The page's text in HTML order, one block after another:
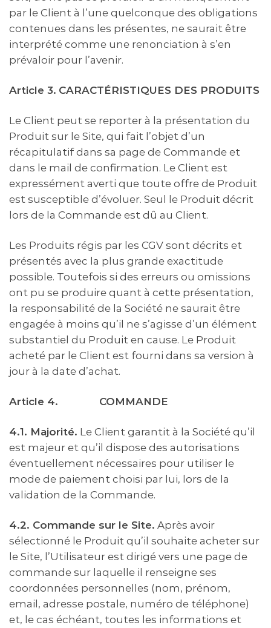
par le Client à l’une quelconque des obligations
contenues dans les présentes, ne saurait être
interprété comme une renonciation à s’en
prévaloir pour l’avenir.
Article 3. CARACTÉRISTIQUES DES PRODUITS
Le Client peut se reporter à la présentation du
Produit sur le Site, qui fait l’objet d’un
récapitulatif dans sa page de Commande et
dans le mail de confirmation. Le Client est
expressément averti que toute offre de Produit
est susceptible d’évoluer. Seul le Produit décrit
lors de la Commande est dû au Client.
Les Produits régis par les CGV sont décrits et
présentés avec la plus grande exactitude
possible. Toutefois si des erreurs ou omissions
ont pu se produire quant à cette présentation,
la responsabilité de la Société ne saurait être
engagée à moins qu’il ne s’agisse d’un élément
substantiel du Produit en cause. Le Produit
acheté par le Client est fourni dans sa version à
jour à la date d’achat.
Article 4. COMMANDE
4.1. Majorité. Le Client garantit à la Société qu’il
est majeur et qu’il dispose des autorisations
éventuellement nécessaires pour utiliser le
mode de paiement choisi par lui, lors de la
validation de la Commande.
4.2. Commande sur le Site. Après avoir
sélectionné le Produit qu’il souhaite acheter sur
le Site, l’Utilisateur est dirigé vers une page de
commande sur laquelle il renseigne ses
coordonnées personnelles (nom, prénom,
email, adresse postale, numéro de téléphone)
et, le cas échéant, toutes les informations et